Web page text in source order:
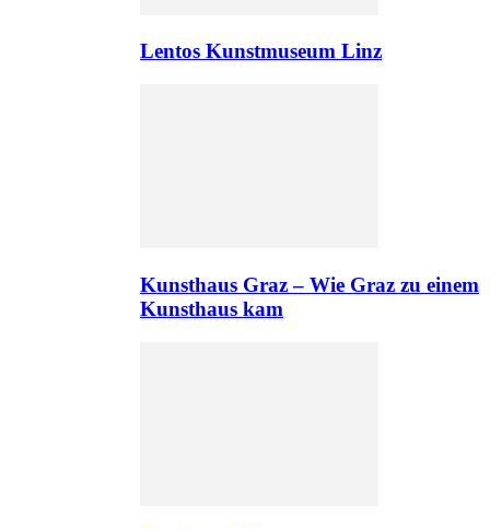
Lentos Kunstmuseum Linz
Kunsthaus Graz – Wie Graz zu einem
Kunsthaus kam